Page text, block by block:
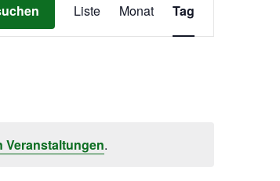
Veranstaltungen.
Ansichten-
Navigation
Liste Monat Tag